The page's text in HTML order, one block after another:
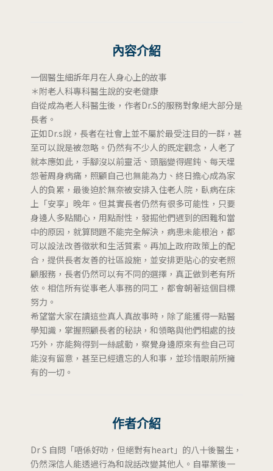
內容介紹
一個醫生細訴年月在人身心上的故事
＊附老人科專科醫生說的安老健康
自從成為老人科醫生後，作者Dr.S的服務對象絕大部分是
長者。
正如Dr.s說，長者在社會上並不屬於最受注目的一群，甚
至可以說是被忽略。仍然有不少人的既定觀念，人老了
就本應如此，手腳沒以前靈活、頭腦變得遲鈍、每天埋
怨著周身病痛，照顧自己也無能為力、終日擔心成為家
人的負累，最後迫於無奈被安排入住老人院，臥病在床
上「安享」晚年。但其實長者仍然有很多可能性，只要
身邊人多點關心，用點耐性，發掘他們遇到的困難和當
中的原因，就算問題不能完全解決，病患未能根治，都
可以設法改善徵狀和生活質素。再加上政府政策上的配
合，提供長者友善的社區設施，並安排更貼心的安老照
顧服務，長者仍然可以有不同的選擇，真正做到老有所
依。相信所有從事老人事務的同工，都會朝著這個目標
努力。
希望當大家在讀這些真人真故事時，除了能獲得一點醫
學知識，掌握照顧長者的秘訣，和領略與他們相處的技
巧外，亦能夠得到一絲感動，察覺身邊原來有些自己可
能沒有留意，甚至已經遺忘的人和事，並珍惜眼前所擁
有的一切。
作者介紹
Dr S 自問「唔係好叻，但絕對有heart」的八十後醫生，
仍然深信人能透過行為和說話改變其他人。自畢業後一